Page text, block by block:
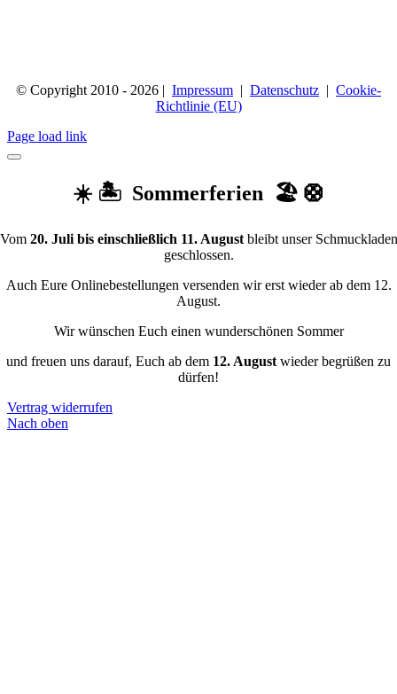
© Copyright 2010 - 2026 | Impressum | Datenschutz | Cookie-
Richtlinie (EU)
Page load link
☀️ 🏝️ Sommerferien 🏖️ 🛟
Vom 20. Juli bis einschließlich 11. Augustbleibt unser Schmuckladen
geschlossen.
Auch Eure Onlinebestellungen versenden wir erst wieder ab dem 12.
August.
Wir wünschen Euch einen wunderschönen Sommer
und freuen uns darauf, Euch ab dem 12. August wieder begrüßen zu
dürfen!
Vertrag widerrufen
Nach oben